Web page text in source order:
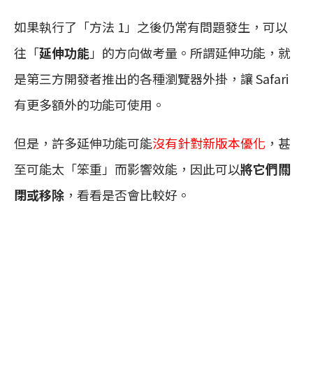
如果執行了「方法 1」之後仍常有問題發生，可以
往「延伸功能」的方向做考量。所謂延伸功能，就
是第三方開發者推出的各種瀏覽器外掛，讓 Safari
有更多額外的功能可使用。
但是，許多延伸功能可能沒有針對新版本優化 ，甚
至可能太「笨重」而影響效能，因此可以將它們關
閉或移除 ，看看是否會比較好。